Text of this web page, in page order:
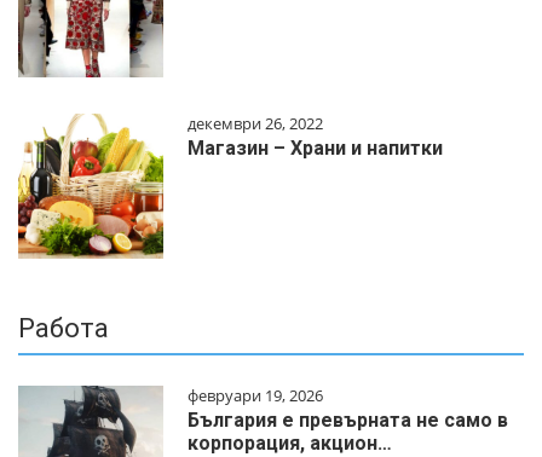
декември 26, 2022
Магазин – Храни и напитки
Работа
февруари 19, 2026
България е превърната не само в
корпорация, акцион…